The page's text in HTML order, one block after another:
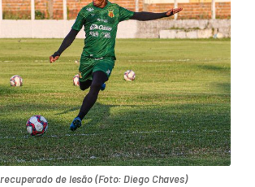
de lesão (Foto: Diego Chaves)